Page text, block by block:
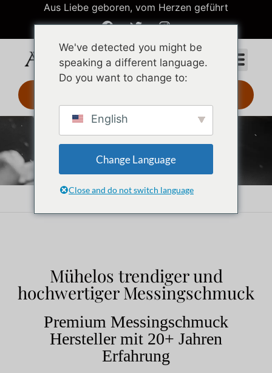
Aus Liebe geboren, vom Herzen geführt
Messing-Schmuck
Startseite Messing-Schmuck
Mühelos trendiger und
hochwertiger Messingschmuck
Premium Messingschmuck
Hersteller mit 20+ Jahren
Erfahrung
We've detected you might be
speaking a different language.
Do you want to change to:
English
Change Language
Close and do not switch language